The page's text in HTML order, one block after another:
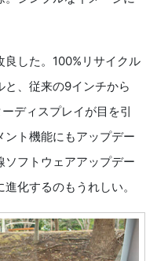
した。100%リサイクル
、従来の9インチから
ディスプレイが目を引
ント機能にもアップデー
ソフトウェアアップデー
化するのもうれしい。